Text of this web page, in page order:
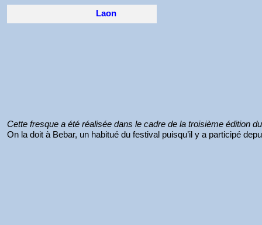
Laon
Cette fresque a été réalisée dans le cadre de la troisième édition
On la doit à Bebar, un habitué du festival puisqu’il y a participé